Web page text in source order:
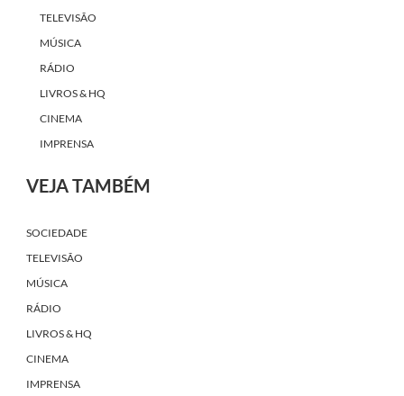
TELEVISÃO
MÚSICA
RÁDIO
LIVROS & HQ
CINEMA
IMPRENSA
VEJA TAMBÉM
SOCIEDADE
TELEVISÃO
MÚSICA
RÁDIO
LIVROS & HQ
CINEMA
IMPRENSA